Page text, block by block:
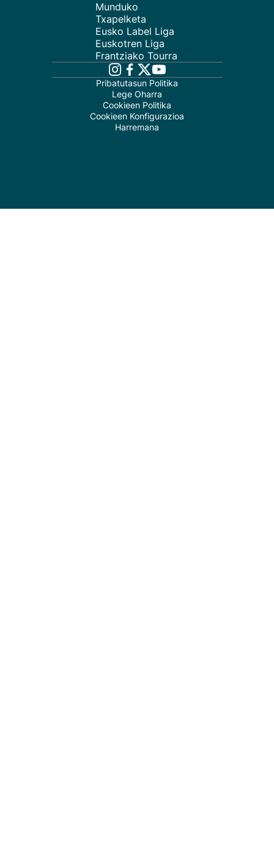
Munduko
Txapelketa
Eusko Label Liga
Euskotren Liga
Frantziako Tourra
Pribatutasun Politika
Lege Oharra
Cookieen Politika
Cookieen Konfigurazioa
Harremana